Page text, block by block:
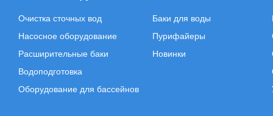
Очистка сточных вод
Насосное оборудование
Расширительные баки
Водоподготовка
Оборудование для бассейнов
Баки для воды
Пурифайеры
Новинки